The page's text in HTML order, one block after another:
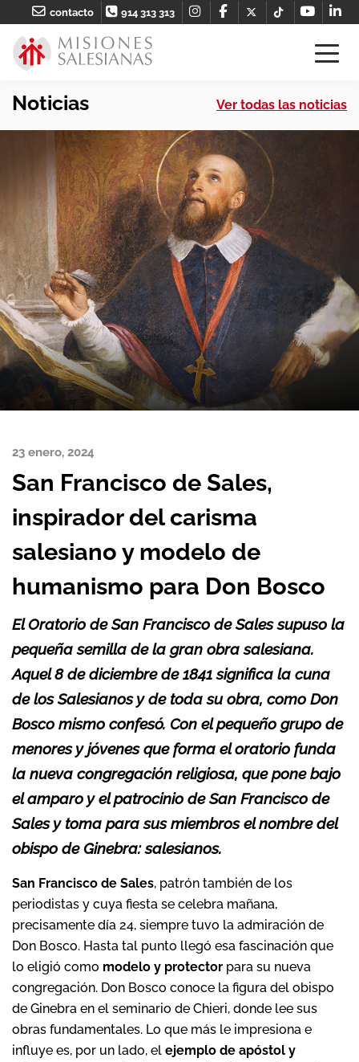
contacto 914 313 313
Noticias Ver todas las noticias
23 enero, 2024
San Francisco de Sales,
inspirador del carisma
salesiano y modelo de
humanismo para Don Bosco
El Oratorio de San Francisco de Sales supuso la
pequeña semilla de la gran obra salesiana.
Aquel 8 de diciembre de 1841 significa la cuna
de los Salesianos y de toda su obra, como Don
Bosco mismo confesó. Con el pequeño grupo de
menores y jóvenes que forma el oratorio funda
la nueva congregación religiosa, que pone bajo
el amparo y el patrocinio de San Francisco de
Sales y toma para sus miembros el nombre del
obispo de Ginebra: salesianos.
San Francisco de Sales, patrón también de los
periodistas y cuya fiesta se celebra mañana,
precisamente día 24, siempre tuvo la admiración de
Don Bosco. Hasta tal punto llegó esa fascinación que
lo eligió como modelo y protector para su nueva
congregación. Don Bosco conoce la figura del obispo
de Ginebra en el seminario de Chieri, donde lee sus
obras fundamentales. Lo que más le impresiona e
influye es, por un lado, el ejemplo de apóstol y